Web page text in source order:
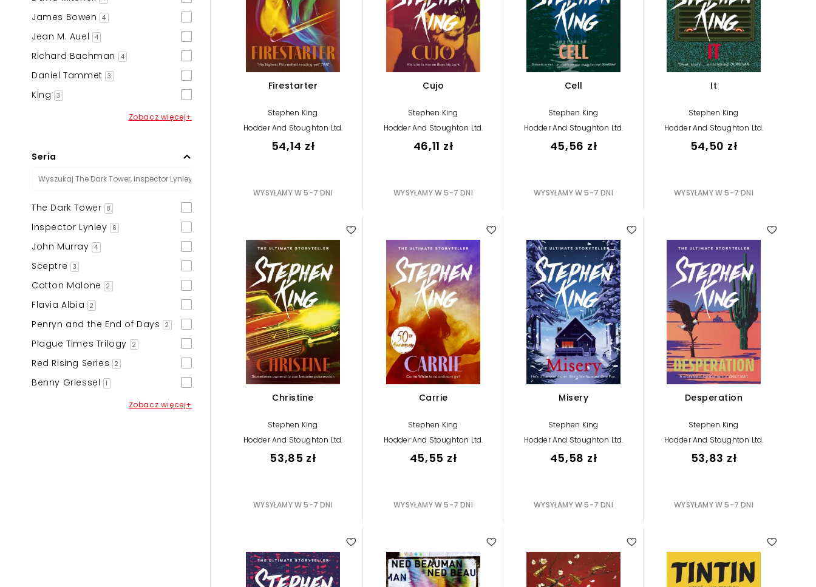
James Bowen 4
Jean M. Auel 4
Richard Bachman 4
Daniel Tammet 3
King 3
Zobacz więcej+
Seria
The Dark Tower 8
Inspector Lynley 6
John Murray 4
Sceptre 3
Cotton Malone 2
Flavia Albia 2
Penryn and the End of Days 2
Plague Times Trilogy 2
Red Rising Series 2
Benny Griessel 1
Zobacz więcej+
Firestarter
Stephen King
Hodder And Stoughton Ltd.
54,14 zł
WYSYŁAMY W 5-7 DNI
Cujo
Stephen King
Hodder And Stoughton Ltd.
46,11 zł
WYSYŁAMY W 5-7 DNI
Cell
Stephen King
Hodder And Stoughton Ltd.
45,56 zł
WYSYŁAMY W 5-7 DNI
It
Stephen King
Hodder And Stoughton Ltd.
54,50 zł
WYSYŁAMY W 5-7 DNI
Christine
Stephen King
Hodder And Stoughton Ltd.
53,85 zł
WYSYŁAMY W 5-7 DNI
Carrie
Stephen King
Hodder And Stoughton Ltd.
45,55 zł
WYSYŁAMY W 5-7 DNI
Misery
Stephen King
Hodder And Stoughton Ltd.
45,58 zł
WYSYŁAMY W 5-7 DNI
Desperation
Stephen King
Hodder And Stoughton Ltd.
53,83 zł
WYSYŁAMY W 5-7 DNI